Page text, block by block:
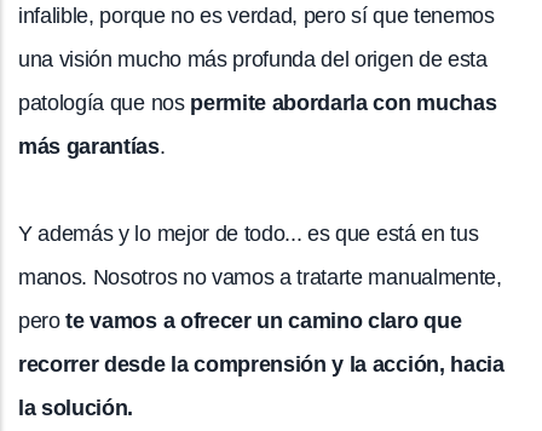
infalible, porque no es verdad, pero sí que tenemos
una visión mucho más profunda del origen de esta
patología que nos permite abordarla con muchas
más garantías.
Y además y lo mejor de todo... es que está en tus
manos. Nosotros no vamos a tratarte manualmente,
perote vamos a ofrecer un camino claro que
recorrer desde la comprensión y la acción, hacia
la solución.